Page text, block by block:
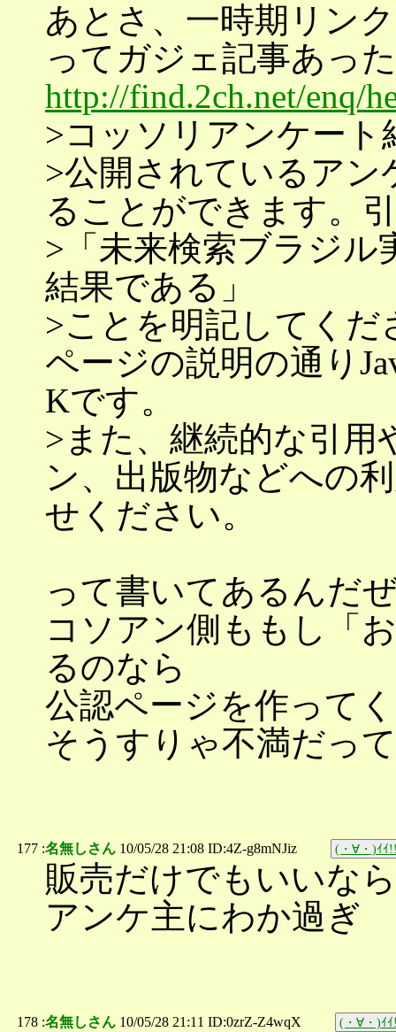
あとさ、一時期リン
ってガジェ記事あっ
http://find.2ch.net/enq/
>コッソリアンケー
>公開されているア
ることができます。
>「未来検索ブラジ
結果である」
>ことを明記してく
ページの説明の通り
Kです。
>また、継続的な引用
ン、出版物などへの
せください。
って書いてあるんだ
コソアン側ももし「
るのなら
公認ページを作って
そうすりゃ不満だっ
177 :名無しさん 10/05/28 21:08 ID:4Z-g8mNJiz (・∀・)ｲｲ
販売だけでもいいな
アンケ主にわか過ぎ
178 :名無しさん 10/05/28 21:11 ID:0zrZ-Z4wqX (・∀・)ｲ